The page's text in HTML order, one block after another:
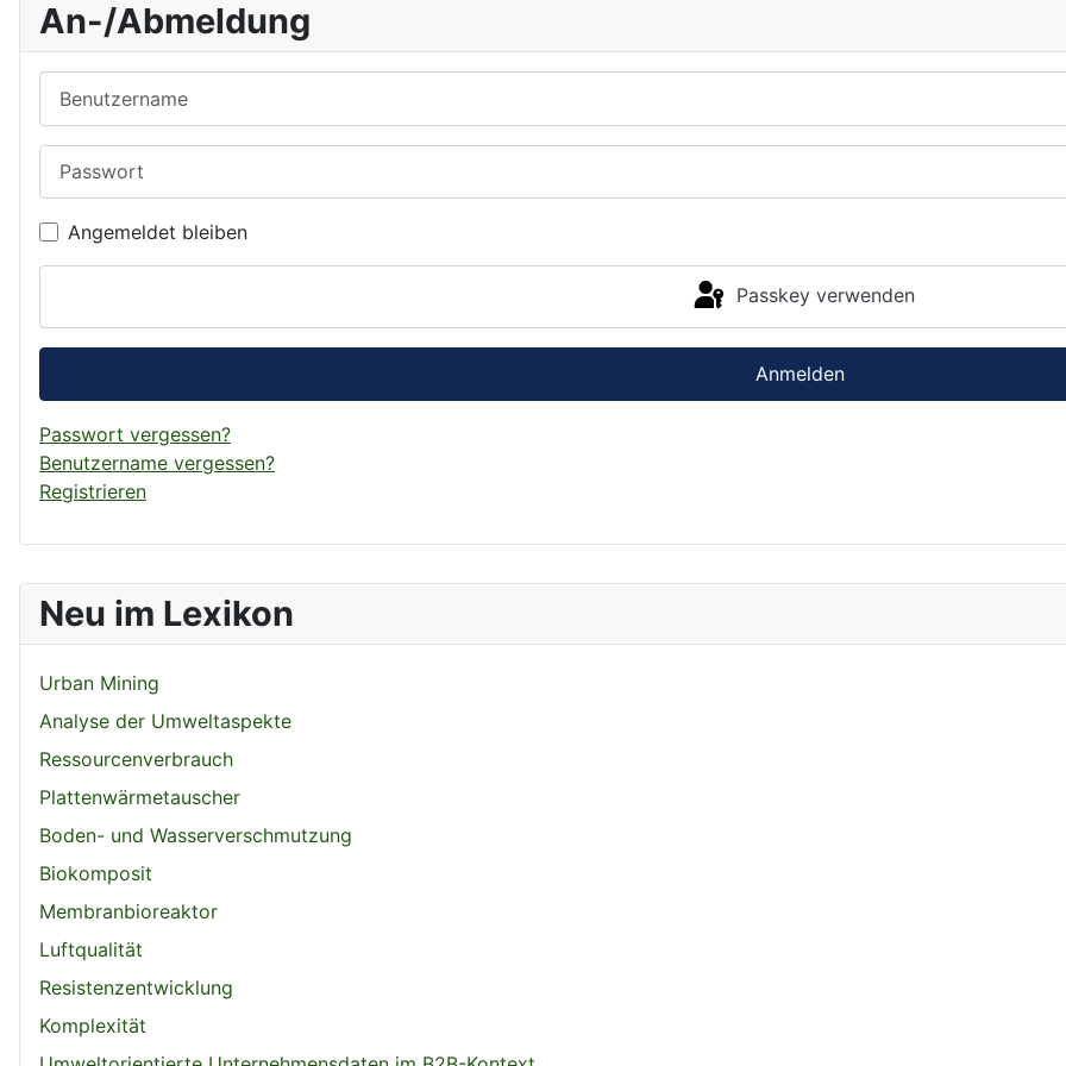
Neu im Lexikon
Urban Mining
Analyse der Umweltaspekte
Ressourcenverbrauch
Plattenwärmetauscher
Boden- und Wasserverschmutzung
Biokomposit
Membranbioreaktor
Luftqualität
Resistenzentwicklung
Komplexität
An-/Abmeldung
Angemeldet bleiben
Passkey verwenden
Anmelden
Passwort vergessen?
Benutzername vergessen?
Registrieren